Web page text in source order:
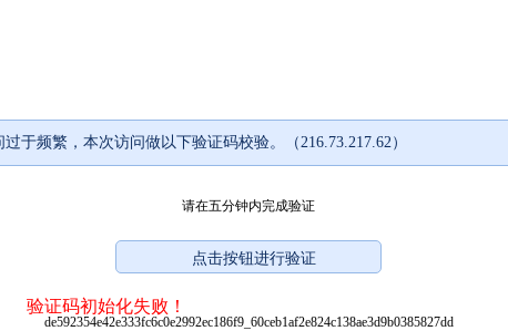
过于频繁，本次访问做以下验证码校验。（216.73.217.62）
请在五分钟内完成验证
验证码初始化失败！
de592354e42e333fc6c0e2992ec186f9_60ceb1af2e824c138ae3d9b0385827dd